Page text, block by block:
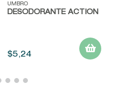
UMBRO
DESODORANTE ACTION
$5,24